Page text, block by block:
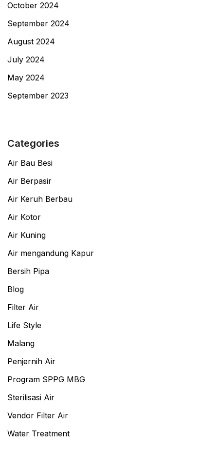
October 2024
September 2024
August 2024
July 2024
May 2024
September 2023
Categories
Air Bau Besi
Air Berpasir
Air Keruh Berbau
Air Kotor
Air Kuning
Air mengandung Kapur
Bersih Pipa
Blog
Filter Air
Life Style
Malang
Penjernih Air
Program SPPG MBG
Sterilisasi Air
Vendor Filter Air
Water Treatment